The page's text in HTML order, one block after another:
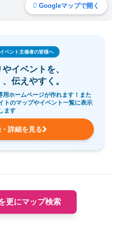
Googleマップで開く
ベント主催者の皆様へ
イベントを、
伝えやすく。
用ホームページが作れます！また
トのマップやイベント一覧に表示
ます
詳細を見る
更にマップ検索